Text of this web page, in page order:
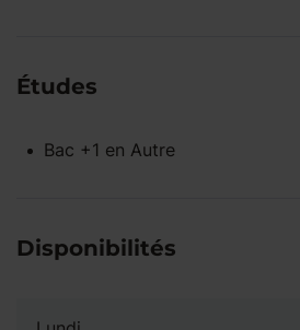
Études
Bac +1 en Autre
Disponibilités